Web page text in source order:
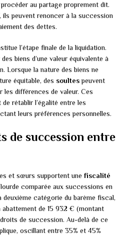
au partage proprement dit.
ils peuvent renoncer à la succession
des dettes.
l’étape finale de la liquidation.
biens d’une valeur équivalente à
Lorsque la nature des biens ne
équitable, des soultespeuvent
les différences de valeur. Ces
rétablir l’égalité entre les
leurs préférences personnelles.
de succession entre
et sœurs supportent une fiscalité
comparée aux successions en
catégorie du barème fiscal,
abattement de 15 932 € (montant
de succession. Au-delà de ce
oscillant entre 35% et 45%